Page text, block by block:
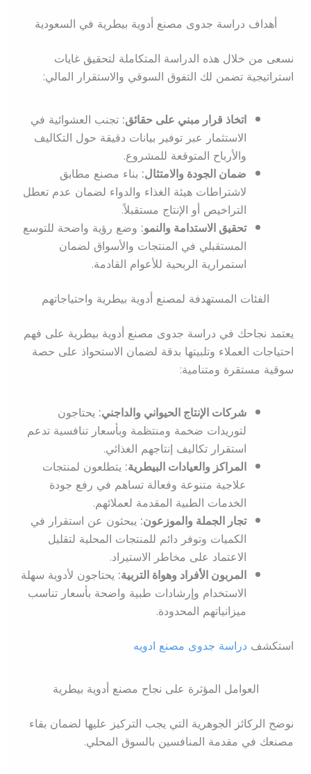
أهداف دراسة جدوى مصنع أدوية بيطرية في السعودية
نسعى من خلال هذه الدراسة المتكاملة لتحقيق غايات
استراتيجية تضمن لك التفوق السوقي والاستقرار المالي:
اتخاذ قرار مبني على حقائق:تجنب العشوائية في
الاستثمار عبر توفير بيانات دقيقة حول التكاليف
والأرباح المتوقعة للمشروع.
ضمان الجودة والامتثال:بناء مصنع مطابق
لاشتراطات هيئة الغذاء والدواء لضمان عدم تعطل
التراخيص أو الإنتاج مستقبلاً.
تحقيق الاستدامة والنمو:وضع رؤية واضحة للتوسع
المستقبلي في المنتجات والأسواق لضمان
استمرارية الربحية للأعوام القادمة.
الفئات المستهدفة لمصنع أدوية بيطرية واحتياجاتهم
يعتمد نجاحك في دراسة جدوى مصنع أدوية بيطرية على فهم
احتياجات العملاء وتلبيتها بدقة لضمان الاستحواذ على حصة
سوقية مستقرة ومتنامية:
شركات الإنتاج الحيواني والداجني:يحتاجون
لتوريدات ضخمة ومنتظمة وبأسعار تنافسية تدعم
استقرار تكاليف إنتاجهم الغذائي.
المراكز والعيادات البيطرية:يتطلعون لمنتجات
علاجية متنوعة وفعالة تساهم في رفع جودة
الخدمات الطبية المقدمة لعملائهم.
تجار الجملة والموزعون:يبحثون عن استقرار في
الكميات وتوفر دائم للمنتجات المحلية لتقليل
الاعتماد على مخاطر الاستيراد.
المربون الأفراد وهواة التربية:يحتاجون لأدوية سهلة
الاستخدام وإرشادات طبية واضحة بأسعار تناسب
ميزانياتهم المحدودة.
استكشف دراسة جدوى مصنع ادويه
العوامل المؤثرة على نجاح مصنع أدوية بيطرية
نوضح الركائز الجوهرية التي يجب التركيز عليها لضمان بقاء
مصنعك في مقدمة المنافسين بالسوق المحلي.